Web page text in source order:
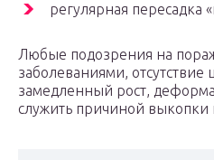
регулярная пересадка
Любые подозрения на
заболеваниями, отсутствие
замедленный рост,
служить причиной выкопки